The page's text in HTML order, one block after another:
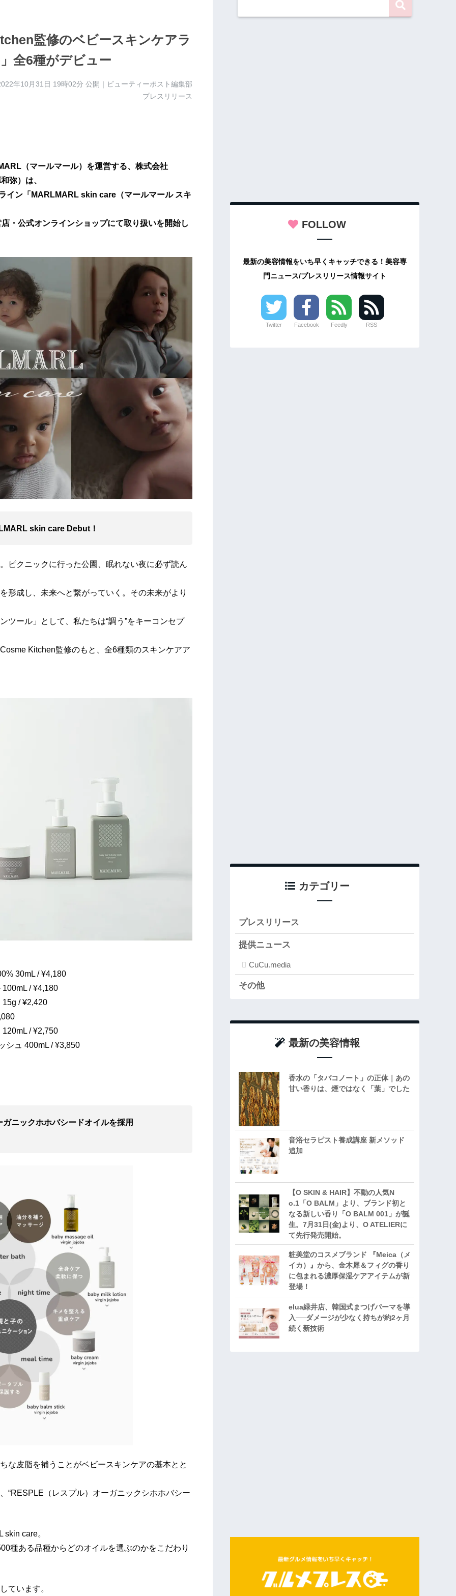
監修のベビースキンケアラ
全6種がデビュー
年10月31日 19時02分 公開｜ビューティーポスト編集部
プレスリリース
（マールマール）を運営する、株式会社
弥）は、
イン「MARLMARL skin care（マールマール スキ
・公式オンラインショップにて取り扱いを開始し
skin care Debut！
ピクニックに行った公園、眠れない夜に必ず読ん
形成し、未来へと繋がっていく。その未来がより
ツール」として、私たちは“調う”をキーコンセプ
Kitchen監修のもと、全6種類のスキンケアア
30mL / ¥4,180
/ ¥4,180
/ ¥2,420
/ ¥2,750
シュ 400mL / ¥3,850
ニックホホバシードオイルを採用
な皮脂を補うことがベビースキンケアの基本とと
“RESPLE（レスプル）オーガニックシホホバシー
care。
種ある品種からどのオイルを選ぶのかをこだわり
ています。
FOLLOW
最新の美容情報をいち早くキャッチできる！美容専
門ニュース/プレスリリース情報サイト
Twitter Facebook Feedly RSS
カテゴリー
プレスリリース
提供ニュース
CuCu.media
その他
最新の美容情報
香水の「タバコノート」の正体｜あの
甘い香りは、煙ではなく「葉」でした
音浴セラピスト養成講座 新メソッド
追加
【O SKIN & HAIR】不動の人気N
o.1「O BALM」より、ブランド初と
なる新しい香り「O BALM 001」が誕
生。7月31日(金)より、O ATELIERに
て先行発売開始。
粧美堂のコスメブランド 『Meica（メ
イカ）』から、金木犀＆フィグの香り
に包まれる濃厚保湿ケアアイテムが新
登場！
elua緑井店、韓国式まつげパーマを導
入──ダメージが少なく持ちが約2ヶ月
続く新技術